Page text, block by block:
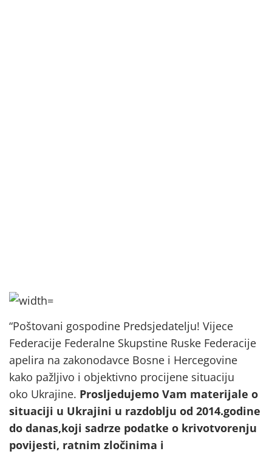
“Poštovani gospodine Predsjedatelju! Vijece
Federacije Federalne Skupstine Ruske Federacije
apelira na zakonodavce Bosne i Hercegovine
kako pažljivo i objektivno procijene situaciju
oko Ukrajine. Prosljedujemo Vam materijale o
situaciji u Ukrajini u razdoblju od 2014.godine
do danas,koji sadrze podatke o krivotvorenju
povijesti, ratnim zločinima i